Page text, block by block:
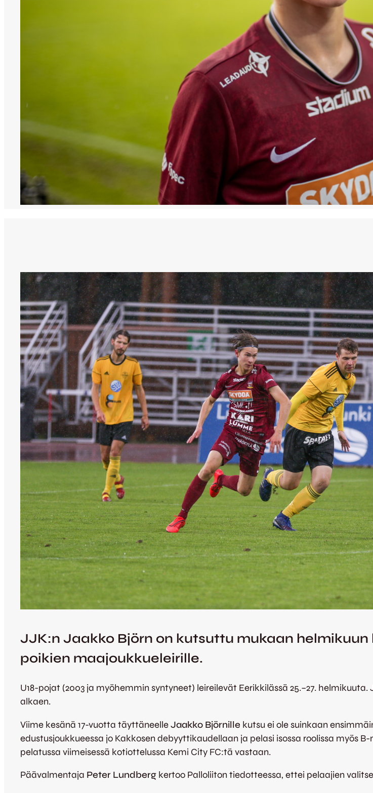
JJK:n Jaakko Björn on kutsuttu mukaan
poikien maajoukkueleirille.
U18-pojat (2003 ja myöhemmin syntyneet) leireilevät Eerikkilässä 25.–27.
alkaen.
Viime kesänä 17-vuotta täyttäneelleJaakko Björnille kutsu ei ole suinkaan
edustusjoukkueessa jo Kakkosen debyyttikaudellaan ja pelasi isossa roolissa myös
pelatussa viimeisessä kotiottelussa Kemi City FC:tä vastaan.
Päävalmentaja Peter Lundberg kertoo Palloliiton tiedotteessa, ettei pelaajien